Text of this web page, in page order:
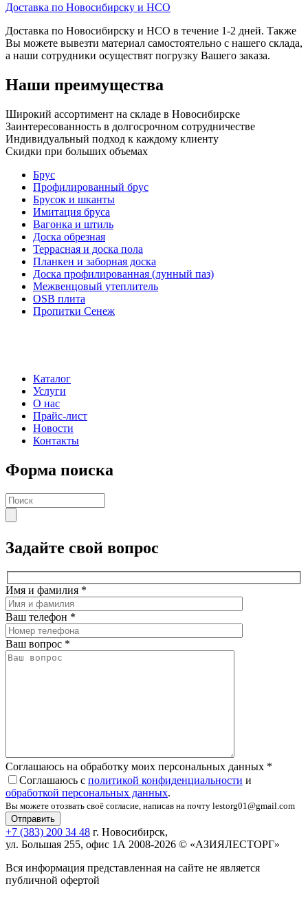
Доставка по Новосибирску и НСО
Доставка по Новосибирску и НСО в течение 1-2 дней. Также
Вы можете вывезти материал самостоятельно с нашего склада,
а наши сотрудники осуществят погрузку Вашего заказа.
Наши преимущества
Широкий ассортимент на складе в Новосибирске
Заинтересованность в долгосрочном сотрудничестве
Индивидуальный подход к каждому клиенту
Скидки при больших объемах
Брус
Профилированный брус
Брусок и шканты
Имитация бруса
Вагонка и штиль
Доска обрезная
Террасная и доска пола
Планкен и заборная доска
Доска профилированная (лунный паз)
Межвенцовый утеплитель
OSB плита
Пропитки Сенеж
Каталог
Услуги
О нас
Прайс-лист
Новости
Контакты
Форма поиска
Задайте свой вопрос
Имя и фамилия *
Ваш телефон *
Ваш вопрос *
Соглашаюсь на обработку моих персональных данных *
Соглашаюсь с политикой конфиденциальности и
обработкой персональных данных.
Вы можете отозвать своё согласие, написав на почту lestorg01@gmail.com
+7 (383) 200 34 48 г. Новосибирск,
ул. Большая 255, офис 1А 2008-2026 © «АЗИЯЛЕСТОРГ»
Вся информация представленная на сайте не является
публичной офертой